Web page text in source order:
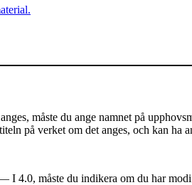
måste du ange namnet på
på verket om det anges, och kan ha
I 4.0, måste du indikera om du har